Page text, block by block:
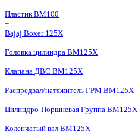
Пластик BM100
+
Bajaj Boxer 125X
Головка цилиндра BM125X
Клапана ДВС BM125X
Распредвал/натяжитель ГРМ BM125X
Цилиндро-Поршневая Группа BM125X
Коленчатый вал BM125X